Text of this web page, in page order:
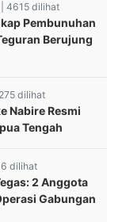
| 4615 dilihat
Pembunuhan
Berujung
dilihat
Nabire Resmi
Tengah
dilihat
2 Anggota
Gabungan